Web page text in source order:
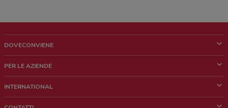
DOVECONVIENE
Chi siamo
PER LE AZIENDE
Richieste commerciali e marketing
INTERNATIONAL